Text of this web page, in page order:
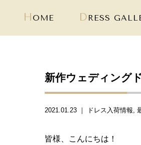
H OME D RESS
新作ウェディング
2021.01.23 ｜ ドレス入荷情報
皆様、こんにちは！